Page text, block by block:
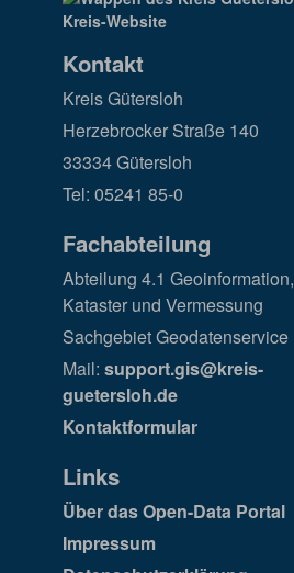
Kontakt
Kreis Gütersloh
Herzebrocker Straße 140
33334 Gütersloh
Tel: 05241 85-0
Fachabteilung
Abteilung 4.1 Geoinformation,
Kataster und Vermessung
Sachgebiet Geodatenservice
Mail: support.gis@kreis-
guetersloh.de
Kontaktformular
Links
Über das Open-Data Portal
Impressum